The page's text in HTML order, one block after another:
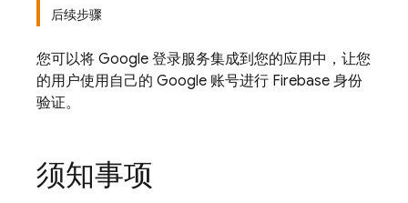
后续步骤
您可以将 Google 登录服务集成到您的应用中，让您
的用户使用自己的 Google 账号进行 Firebase 身份
验证。
须知事项